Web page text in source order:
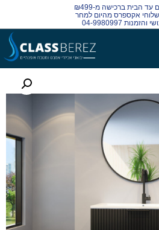
הבית ברכישה מ-₪499
אקספרס מהיום למחר
04-9980997